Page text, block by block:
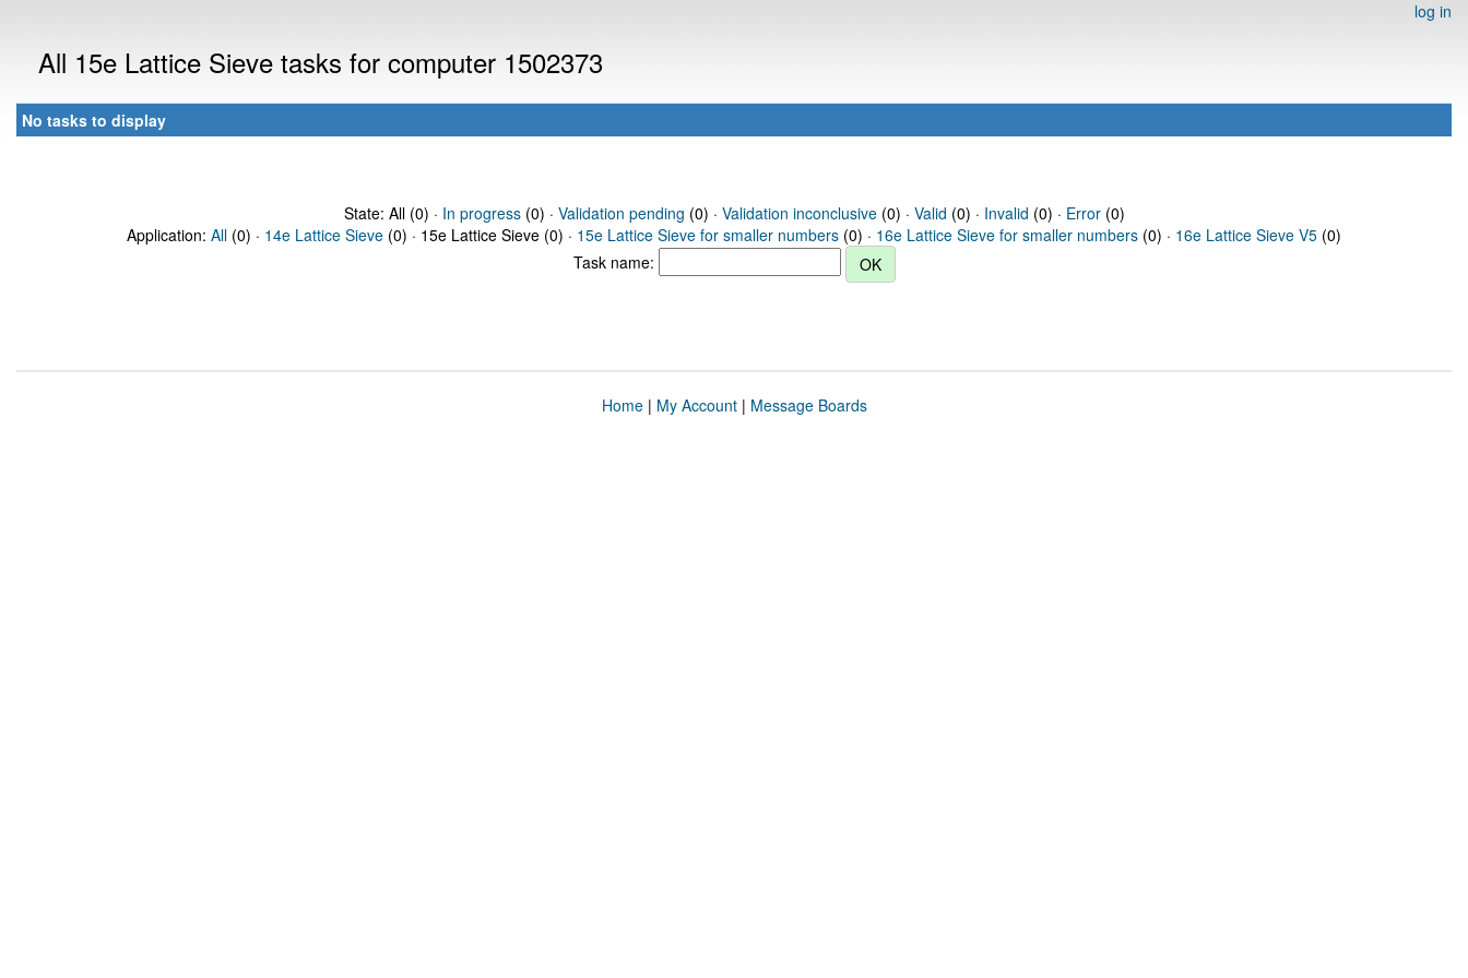
log in
All 15e Lattice Sieve tasks for computer 1502373
No tasks to display
State: All (0) · In progress(0) · Validation pending (0) · Validation inconclusive(0) · Valid (0) · Invalid (0) · Error(0)
Application: All (0) · 14e Lattice Sieve (0) · 15e Lattice Sieve (0) · 15e Lattice Sieve for smaller numbers (0) · 16e Lattice Sieve for smaller numbers (0) · 16e Lattice Sieve V5 (0)
Task name:
Home| My Account| Message Boards